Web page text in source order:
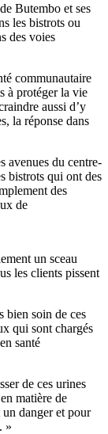
Butembo et ses
les bistrots ou
des voies
communautaire
à protéger la vie
aussi d’y
la réponse dans
du centre-
bistrots qui ont des
des
de
un sceau
les clients pissent
bien soin de ces
qui sont chargés
santé
de ces urines
matière de
danger et pour
»